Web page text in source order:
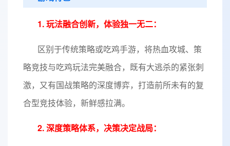
1. 玩法融合创新，体验独一无二：
区别于传统策略或吃鸡手游，将热血攻城、策
略竞技与吃鸡玩法完美融合，既有大逃杀的紧张刺
激，又有国战策略的深度博弈，打造前所未有的复
合型竞技体验，新鲜感拉满。
2. 深度策略体系，决策决定战局：